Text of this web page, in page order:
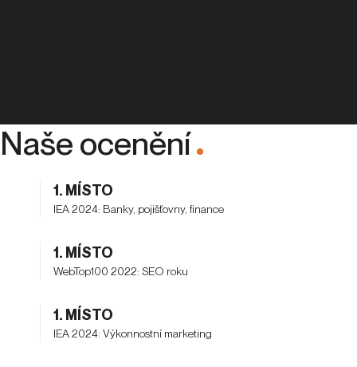
Naše ocenění
.
1. MÍSTO
IEA 2024: Banky, pojišťovny, finance
1. MÍSTO
WebTop100 2022: SEO roku
1. MÍSTO
IEA 2024: Výkonnostní marketing